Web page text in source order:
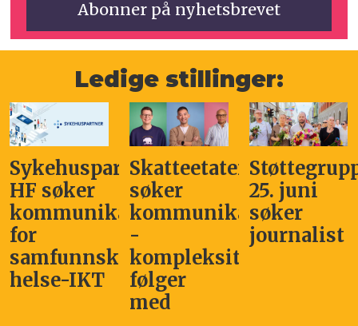
Ledige stillinger:
søker
IKT
Skatteetaten
søker
kommunikasjonsleder
kompleksitet
følger
med
Støttegruppa
25. juni
søker
journalist
-